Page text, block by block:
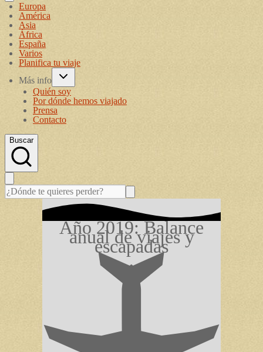
Europa
América
Asia
África
España
Varios
Planifica tu viaje
Más info
Quién soy
Por dónde hemos viajado
Prensa
Contacto
Buscar
Año 2019: Balance
anual de viajes y
escapadas